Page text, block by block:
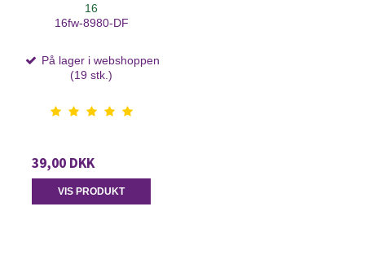
16
16fw-8980-DF
På lager i webshoppen
(19 stk.)
39,00 DKK
VIS PRODUKT